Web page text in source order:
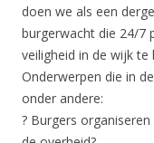
doen we als een
burgerwacht die 24/7
veiligheid in de wijk te
Onderwerpen die in
onder andere:
? Burgers